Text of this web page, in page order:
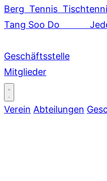
Berg Tennis
Tang Soo Do
Geschäftsstelle
Mitglieder
Verein Abteilungen